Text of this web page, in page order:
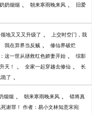
奶烟烟 、 朝来寒雨晚来风 、 旧爱
地又又又升级了 、 上交时空门，我
我在异界当反贼 、 修仙界破烂
这一世从拯救红色娇妻开始 、 综影
天！ 、 全家一起穿越去修仙 、 长
了 、
烟烟 、 朝来寒雨晚来风 、 错将真
死谢罪！ 作者：易小文林知意宋宛